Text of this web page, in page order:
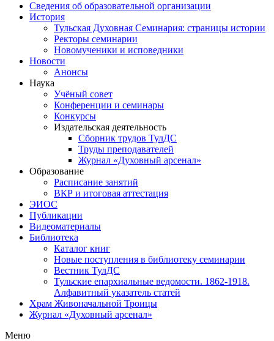
Сведения об образовательной организации
История
Тульская Духовная Семинария: страницы истории
Ректоры семинарии
Новомученики и исповедники
Новости
Анонсы
Наука
Учёный совет
Конференции и семинары
Конкурсы
Издательская деятельность
Сборник трудов ТулДС
Труды преподавателей
Журнал «Духовный арсенал»
Образование
Расписание занятий
ВКР и итоговая аттестация
ЭИОС
Публикации
Видеоматериалы
Библиотека
Каталог книг
Новые поступления в библиотеку семинарии
Вестник ТулДС
Тульские епархиальные ведомости. 1862-1918.
Алфавитный указатель статей
Храм Живоначальной Троицы
Журнал «Духовный арсенал»
Меню